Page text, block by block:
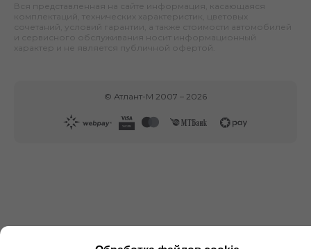
Вся представленная на сайте информация, касающаяся
комплектаций, технических характеристик, цветовых
сочетаний, условий гарантии, а также стоимости автомобилей
и сервисного обслуживания носит информационный
характер и не является публичной офертой.
© Атлант-М 2007 – 2026